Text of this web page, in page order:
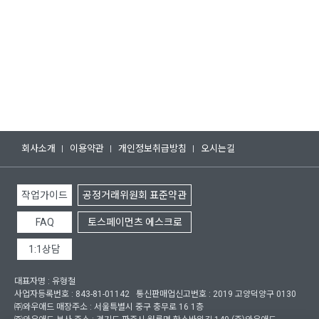
회사소개 이용약관 개인정보취급방침 오시는길
작업가이드
FAQ
1:1상담
공정거래위원회 표준약관
토스페이먼츠 에스크로
대표자명 : 유형철
사업자등록번호 : 843-81-01142 통신판매업신고번호 : 2019 고양덕양구 0130
㈜와우애드 매장주소 : 서울특별시 중구 충무로 16 1층